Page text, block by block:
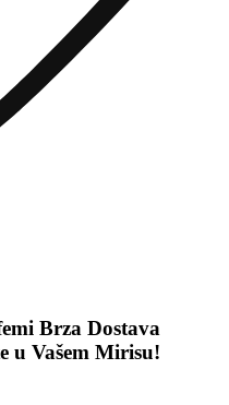
Brza Dostava
u Vašem Mirisu!